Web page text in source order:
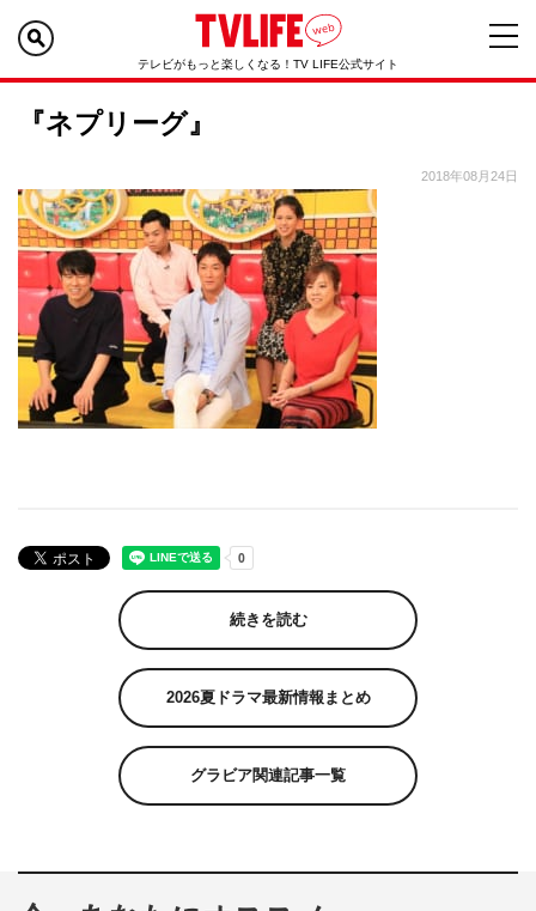
テレビがもっと楽しくなる！TV LIFE公式サイト
『ネプリーグ』
2018年08月24日
続きを読む
2026夏ドラマ最新情報まとめ
グラビア関連記事一覧